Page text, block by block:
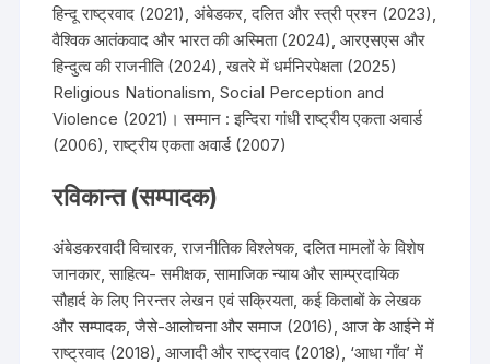
हिन्दू राष्ट्रवाद (2021), अंबेडकर, दलित और स्त्री प्रश्न (2023),
वैश्विक आतंकवाद और भारत की अस्मिता (2024), आरएसएस और
हिन्दुत्व की राजनीति (2024), खतरे में धर्मनिरपेक्षता (2025)
Religious Nationalism, Social Perception and
Violence (2021)। सम्मान : इन्दिरा गांधी राष्ट्रीय एकता अवार्ड
(2006), राष्ट्रीय एकता अवार्ड (2007)
रविकान्त (सम्पादक)
अंबेडकरवादी विचारक, राजनीतिक विश्लेषक, दलित मामलों के विशेष
जानकार, साहित्य- समीक्षक, सामाजिक न्याय और साम्प्रदायिक
सौहार्द के लिए निरन्तर लेखन एवं सक्रियता, कई किताबों के लेखक
और सम्पादक, जैसे-आलोचना और समाज (2016), आज के आईने में
राष्ट्रवाद (2018), आजादी और राष्ट्रवाद (2018), ‘आधा गाँव’ में